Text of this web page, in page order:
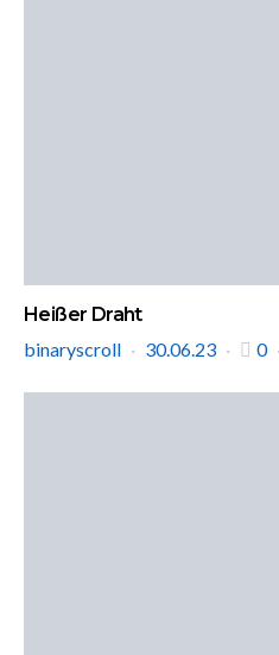
Heißer Draht
binaryscroll
30.06.23 0